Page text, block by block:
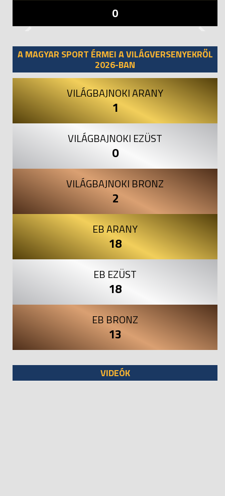
0
A MAGYAR SPORT ÉRMEI A VILÁGVERSENYEKRŐL
2026-BAN
VILÁGBAJNOKI ARANY
1
VILÁGBAJNOKI EZÜST
0
VILÁGBAJNOKI BRONZ
2
EB ARANY
18
EB EZÜST
18
EB BRONZ
13
VIDEÓK